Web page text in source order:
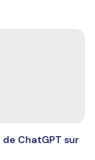
ChatGPT sur